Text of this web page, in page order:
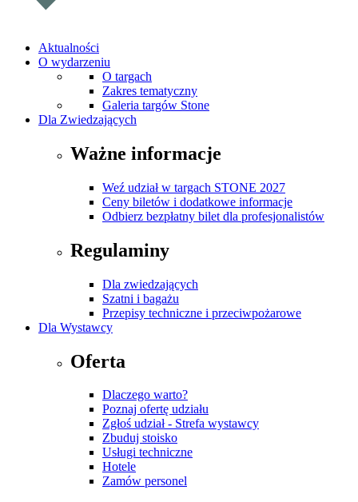
Aktualności
O wydarzeniu
O targach
Zakres tematyczny
Galeria targów Stone
Dla Zwiedzających
Ważne informacje
Weź udział w targach STONE 2027
Ceny biletów i dodatkowe informacje
Odbierz bezpłatny bilet dla profesjonalistów
Regulaminy
Dla zwiedzających
Szatni i bagażu
Przepisy techniczne i przeciwpożarowe
Dla Wystawcy
Oferta
Dlaczego warto?
Poznaj ofertę udziału
Zgłoś udział - Strefa wystawcy
Zbuduj stoisko
Usługi techniczne
Hotele
Zamów personel